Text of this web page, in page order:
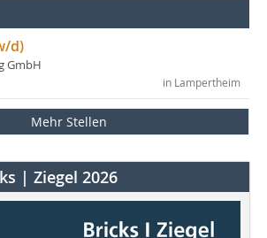
d)
GmbH
in Lampertheim
Mehr Stellen
| Ziegel 2026